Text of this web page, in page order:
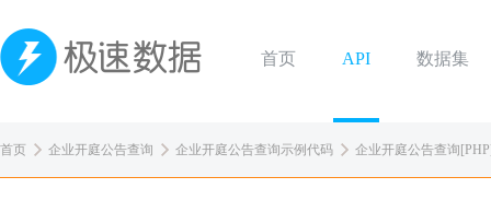
首页 API 数据集
首页 企业开庭公告查询 企业开庭公告查询示例代码 企业开庭公告查询